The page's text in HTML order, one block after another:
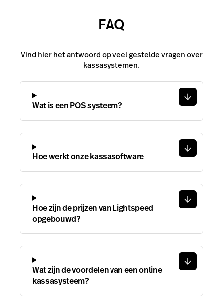
FAQ
Vind hier het antwoord op veel gestelde vragen over
kassasystemen.
Wat is een POS systeem?
Hoe werkt onze kassasoftware
Hoe zijn de prijzen van Lightspeed
opgebouwd?
Wat zijn de voordelen van een online
kassasysteem?